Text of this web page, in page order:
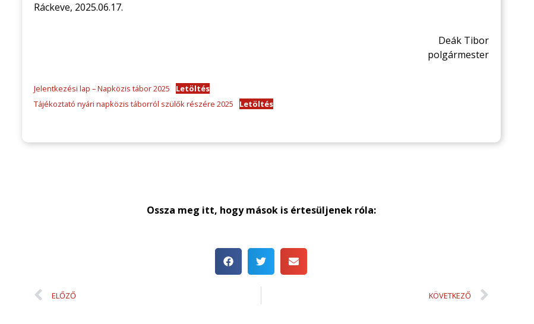
Ráckeve, 2025.06.17.
Deák Tibor
polgármester
Jelentkezési lap – Napközis tábor 2025
Letöltés
Tájékoztató nyári napközis táborról szülők részére 2025
Letöltés
Ossza meg itt, hogy mások is értesüljenek róla:
ELŐZŐ KÖVETKEZŐ